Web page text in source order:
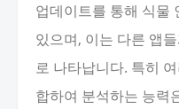
업데이트를 통해 식물
있으며, 이는 다른 앱
로 나타납니다. 특히
합하여 분석하는 능력